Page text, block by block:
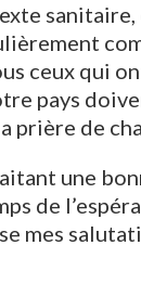
ceux qui
pays
prière de
une
de
mes